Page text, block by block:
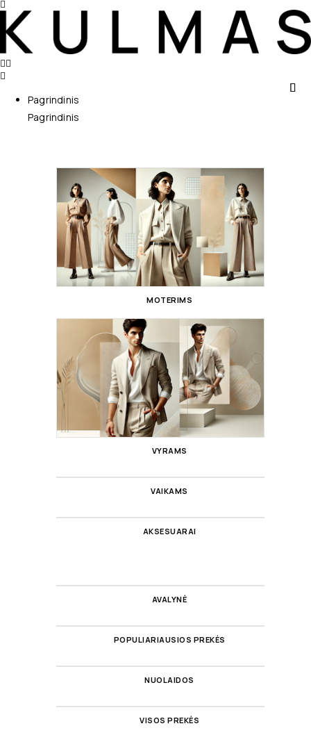
Pagrindinis
Pagrindinis
MOTERIMS
VYRAMS
VAIKAMS
AKSESUARAI
AVALYNĖ
POPULIARIAUSIOS PREKĖS
NUOLAIDOS
VISOS PREKĖS